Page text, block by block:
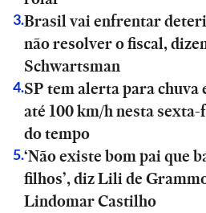
3.Brasil vai enfrentar
não resolver o fiscal,
Schwartsman
4.SP tem alerta para chuva
até 100 km/h nesta
do tempo
5.‘Não existe bom pai que
filhos’, diz Lili de
Lindomar Castilho